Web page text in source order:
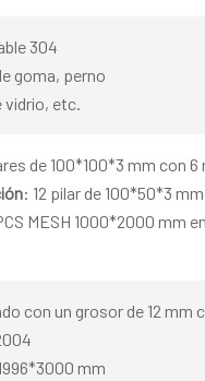
304
goma, perno
vidrio, etc.
de 100*100*3 mm con 6
: 12 pilar de 100*50*3
MESH 1000*2000 mm
con un grosor de 12 mm
mm